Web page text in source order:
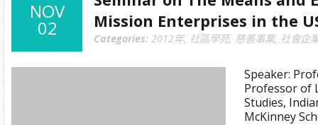
NOV
02
Mission Enterprises in the
Categories: 2012年, 社區學苑, 慈善事業, 社會企
Speaker:
Professor of
Studies,
McKinney